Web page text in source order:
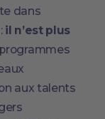
dans
il n’est plus
aux talents